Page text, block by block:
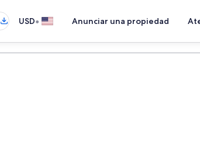
USD• Anunciar una propiedad